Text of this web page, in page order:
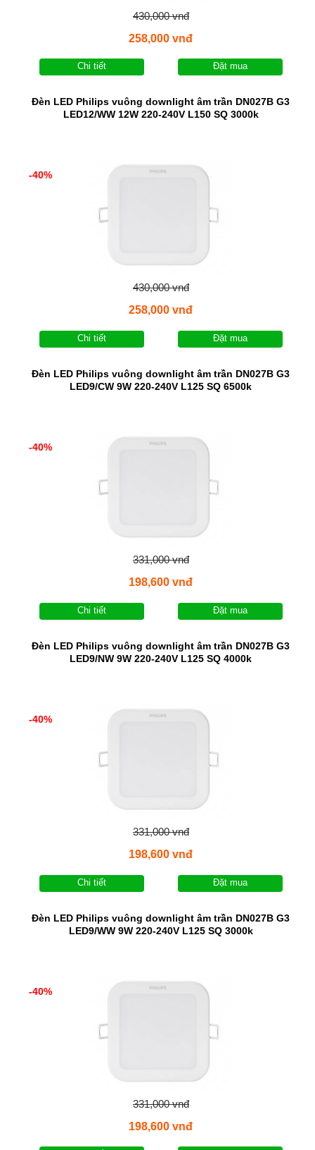
430,000 vnđ
258,000 vnđ
Chi tiết Đặt mua
Đèn LED Philips vuông downlight âm trần DN027B G3
LED12/WW 12W 220-240V L150 SQ 3000k
-40%
430,000 vnđ
258,000 vnđ
Chi tiết Đặt mua
Đèn LED Philips vuông downlight âm trần DN027B G3
LED9/CW 9W 220-240V L125 SQ 6500k
-40%
331,000 vnđ
198,600 vnđ
Chi tiết Đặt mua
Đèn LED Philips vuông downlight âm trần DN027B G3
LED9/NW 9W 220-240V L125 SQ 4000k
-40%
331,000 vnđ
198,600 vnđ
Chi tiết Đặt mua
Đèn LED Philips vuông downlight âm trần DN027B G3
LED9/WW 9W 220-240V L125 SQ 3000k
-40%
331,000 vnđ
198,600 vnđ